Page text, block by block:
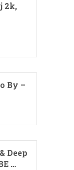
2k,
By –
Deep
…